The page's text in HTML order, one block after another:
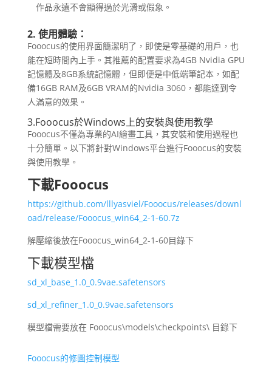
作品永遠不會顯得過於光滑或假象。
2. 使用體驗：
Fooocus的使用界面簡潔明了，即使是零基礎的用戶，也
能在短時間內上手。其推薦的配置要求為4GB Nvidia GPU
記憶體及8GB系統記憶體，但即便是中低端筆記本，如配
備16GB RAM及6GB VRAM的Nvidia 3060，都能達到令
人滿意的效果。
3.Fooocus於Windows上的安裝與使用教學
Fooocus不僅為專業的AI繪畫工具，其安裝和使用過程也
十分簡單。以下將針對Windows平台進行Fooocus的安裝
與使用教學。
下載Fooocus
https://github.com/lllyasviel/Fooocus/releases/downl
oad/release/Fooocus_win64_2-1-60.7z
解壓縮後放在Fooocus_win64_2-1-60目錄下
下載模型檔
sd_xl_base_1.0_0.9vae.safetensors
sd_xl_refiner_1.0_0.9vae.safetensors
模型檔需要放在 Fooocus\models\checkpoints\ 目錄下
Fooocus的修圖控制模型